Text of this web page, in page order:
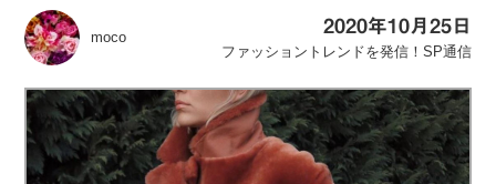
無在庫で自由気ままに稼ぐ！バイマ実践記
BUYMAで人気のブランド
BUYMAの売れ筋商品
moco
2020年10月25日
ファッショントレンドを発信！SP通信